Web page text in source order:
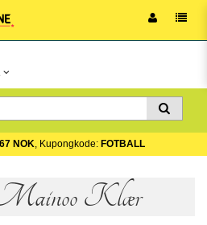
NOK, Kupongkode: FOTBALL
Klær